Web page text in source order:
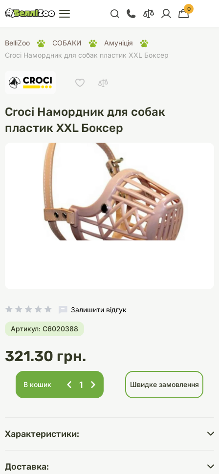
+38 (068) 300 91 91
Відділ продажу
+38 (099) 300 91 91
Відділ підтримки
76
0
BelliZoo СОБАКИ
Амуніція
Croci Намордник для собак пластик XXL Боксер
Croci Намордник для собак
пластик XXL Боксер
Залишити відгук
Артикул: C6020388
321.30 грн.
В кошик Швидке замовлення
Характеристики:
Доставка: